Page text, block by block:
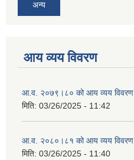
अन्य
आय व्यय विवरण
आ.व. २०७९।८० को आय व्यय विवरण
मिति: 03/26/2025 - 11:42
आ.व. २०८०।८१ को आय व्यय विवरण
मिति: 03/26/2025 - 11:40